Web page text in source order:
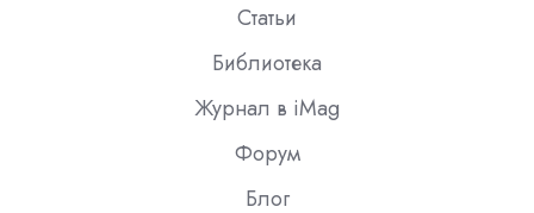
Статьи
Библиотека
Журнал в iMag
Форум
Блог